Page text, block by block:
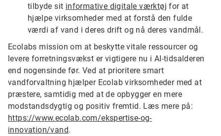
tilbyde sit informative digitale værktøj for at
hjælpe virksomheder med at forstå den fulde
værdi af vand i deres drift og nå deres vandmål.
Ecolabs mission om at beskytte vitale ressourcer og
levere forretningsvækst er vigtigere nu i AI-tidsalderen
end nogensinde før. Ved at prioritere smart
vandforvaltning hjælper Ecolab virksomheder med at
præstere, samtidig med at de opbygger en mere
modstandsdygtig og positiv fremtid. Læs mere på:
https://www.ecolab.com/ekspertise-og-
innovation/vand.